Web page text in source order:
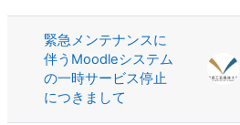
緊急メンテナンスに
伴うMoodleシステム
の一時サービス停止
につきまして